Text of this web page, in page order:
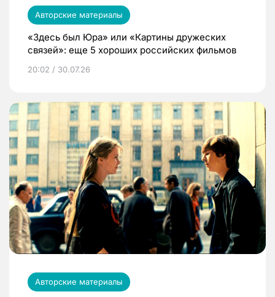
Авторские материалы
«Здесь был Юра» или «Картины дружеских
связей»: еще 5 хороших российских фильмов
20:02 / 30.07.26
Авторские материалы